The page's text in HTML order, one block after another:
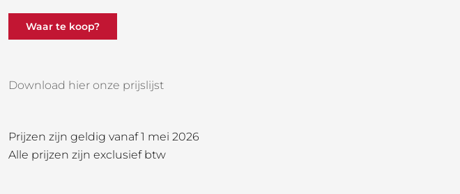
Waar te koop?
Download hier onze prijslijst
Prijzen zijn geldig vanaf 1 mei 2026
Alle prijzen zijn exclusief btw